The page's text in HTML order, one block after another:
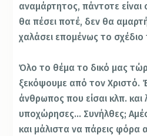
αναμάρτητος, πάντοτε
θα πέσει ποτέ, δεν θα
χαλάσει επομένως το
Όλο το θέμα το δικό μας
ξεκόψουμε από τον Χριστό.
άνθρωπος που είσαι κλπ. και
υποχώρησες… Συνήλθες;
και μάλιστα να πάρεις φόρα